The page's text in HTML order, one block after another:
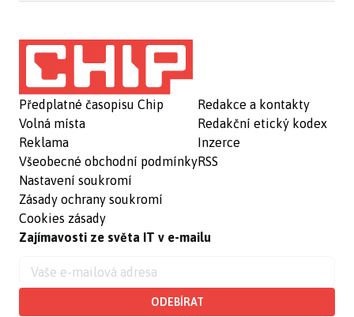
Předplatné časopisu Chip
Volná místa
Reklama
Všeobecné obchodní podmínky
Nastavení soukromí
Zásady ochrany soukromí
Cookies zásady
Redakce a kontakty
Redakční etický kodex
Inzerce
RSS
Zajímavosti ze světa IT v e-mailu
ODEBÍRAT